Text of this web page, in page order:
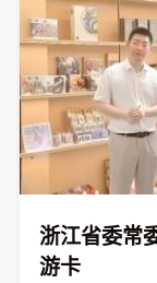
浙江省委常
游卡